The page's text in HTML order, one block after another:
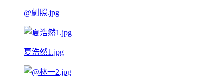
@劇照.jpg
夏浩然1.jpg